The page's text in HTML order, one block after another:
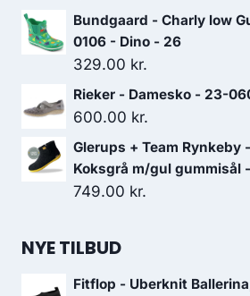
Bundgaard - Charly low
0106 - Dino - 26
329.00 kr.
Rieker - Damesko - 23-
600.00 kr.
Glerups + Team Rynkeby
Koksgrå m/gul gummisål
749.00 kr.
NYE TILBUD
Fitflop - Uberknit